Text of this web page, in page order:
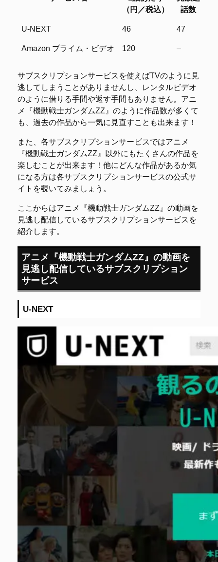
（円／税込）
話数
サービス名
1話あたり
見放題
U-NEXT 46 47
Amazon プライム・ビデオ 120 –
サブスクリプションサービスを使えばTVのように見
逃してしまうことがありませんし、レンタルビデオ
のように借りる手間や返す手間もありません。アニ
メ『機動戦士ガンダムΖΖ』のように作品数が多くて
も、過去の作品から一気に見直すことも出来ます！
また、各サブスクリプションサービスではアニメ
『機動戦士ガンダムΖΖ』以外にもたくさんの作品を
楽しむことが出来ます！他にどんな作品があるか気
になる方は各サブスクリプションサービスの公式サ
イトを覗いてみましょう。
ここからはアニメ『機動戦士ガンダムΖΖ』の動画を
見逃し配信しているサブスクリプションサービスを
紹介します。
アニメ『機動戦士ガンダムΖΖ』の動画を
見逃し配信しているサブスクリプション
サービス
U-NEXT